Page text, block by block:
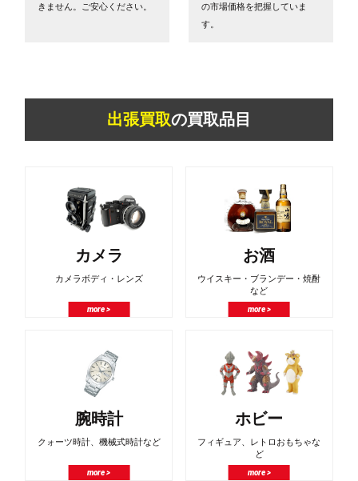
きません。ご安心ください。
の市場価格を把握していま
す。
出張買取の買取品目
カメラ
カメラボディ・レンズ
more >
お酒
ウイスキー・ブランデー・焼酎
など
more >
腕時計
クォーツ時計、機械式時計など
more >
ホビー
フィギュア、レトロおもちゃな
ど
more >